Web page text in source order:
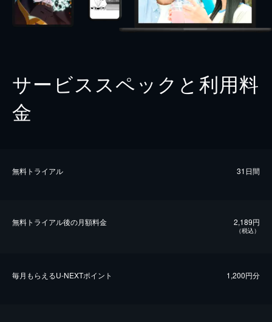
サービススペックと利用料
金
無料トライアル 31日間
無料トライアル後の⽉額料金 2,189円
（税込）
毎⽉もらえるU-NEXTポイント 1,200円分